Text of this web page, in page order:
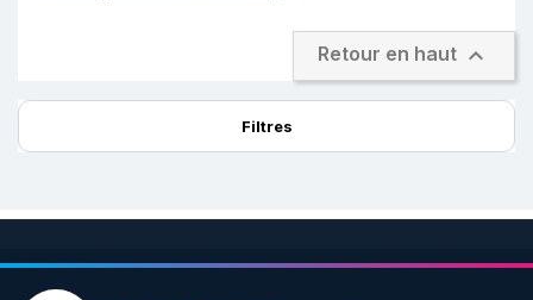
Retour en haut 
Filtres